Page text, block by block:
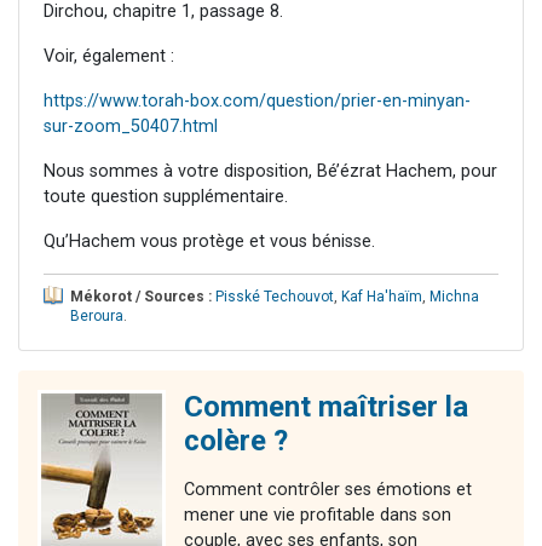
Dirchou, chapitre 1, passage 8.
Voir, également :
https://www.torah-box.com/question/prier-en-minyan-
sur-zoom_50407.html
Nous sommes à votre disposition, Bé’ézrat Hachem, pour
toute question supplémentaire.
Qu’Hachem vous protège et vous bénisse.
Mékorot / Sources : Pisské Techouvot, Kaf Ha'haïm, Michna
Beroura.
Comment maîtriser la
colère ?
Comment contrôler ses émotions et
mener une vie profitable dans son
couple, avec ses enfants, son